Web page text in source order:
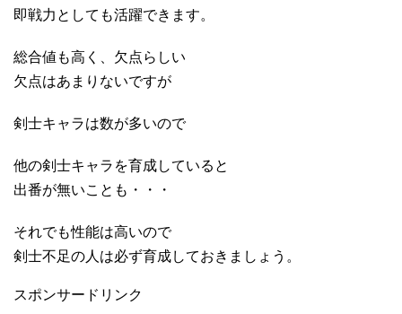
即戦力としても活躍できます。
総合値も高く、欠点らしい
欠点はあまりないですが
剣士キャラは数が多いので
他の剣士キャラを育成していると
出番が無いことも・・・
それでも性能は高いので
剣士不足の人は必ず育成しておきましょう。
スポンサードリンク